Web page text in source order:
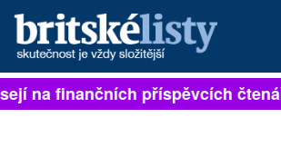
PŘIHLÁSIT
na finančních příspěvcích